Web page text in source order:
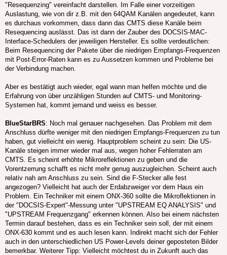
"Resequenzing" vereinfacht darstellen. Im Falle einer vorzeitigen
Auslastung, wie von dir z.B. mit den 64QAM Kanälen angedeutet, kann
es durchaus vorkommen, dass dann das CMTS diese Kanäle beim
Resequencing auslässt. Das ist dann der Zauber des DOCSIS-MAC-
Interface-Schedulers der jeweiligen Hersteller. Es sollte verdeutlichen:
Beim Resequencing der Pakete über die niedrigen Empfangs-Frequenzen
mit Post-Error-Raten kann es zu Aussetzen kommen und Probleme bei
der Verbindung machen.
Aber es bestätigt auch wieder, egal wann man helfen möchte und die
Erfahrung von über unzähligen Stunden auf CMTS- und Monitoring-
Systemen hat, kommt jemand und weiss es besser.
BlueStarBRS: Noch mal genauer nachgesehen. Das Problem mit dem
Anschluss dürfte weniger mit den niedrigen Empfangs-Frequenzen zu tun
haben, gut vielleicht ein wenig. Hauptproblem scheint zu sein: Die US-
Kanäle steigen immer wieder mal aus, wegen hoher Fehlerraten am
CMTS. Es scheint erhöhte Mikroreflektionen zu geben und die
Vorentzerrung schafft es nicht mehr genug auszugleichen. Scheint auch
relativ nah am Anschluss zu sein. Sind die F-Stecker alle fest
angezogen? Vielleicht hat auch der Erdabzweiger vor dem Haus ein
Problem. Ein Techniker mit einem ONX-360 sollte die Mikroflektionen in
der "DOCSIS-Expert"-Messung unter "UPSTREAM EQ ANALYSIS" und
"UPSTREAM Frequenzgang" erkennen können. Also bei einem nächsten
Termin darauf bestehen, dass es ein Techniker sein soll, der mit einem
ONX-630 kommt und es auch lesen kann. Indirekt macht sich der Fehler
auch in den unterschiedlichen US Power-Levels deiner geposteten Bilder
bemerkbar. Weiterer Tipp: Vielleicht möchtest du in Zukunft auch das